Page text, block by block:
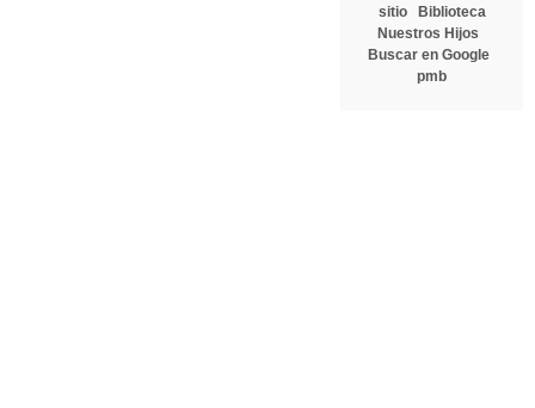
sitio
Biblioteca
Nuestros Hijos
Buscar en Google
pmb